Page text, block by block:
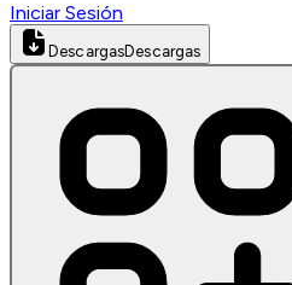
Iniciar Sesión
DescargasDescargas